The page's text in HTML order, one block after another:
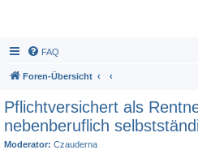
FAQ
Foren-Übersicht
Pflichtversichert als
nebenberuflich
Moderator: Czauderna